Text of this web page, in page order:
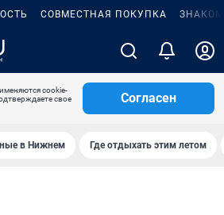
СОВМЕСТНАЯ ПОКУПКА
cookie-
свое
Согласен
в Нижнем Где отдыхать этим летом